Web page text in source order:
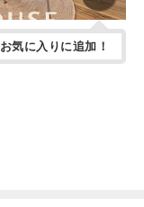
お気に入りに追加！